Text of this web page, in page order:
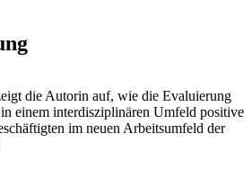
die Autorin auf, wie die Evaluierung
einem interdisziplinären Umfeld positive
im neuen Arbeitsumfeld der